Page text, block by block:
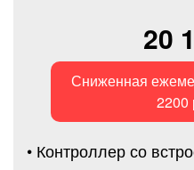
20
Сниженная
2200
• Контроллер со